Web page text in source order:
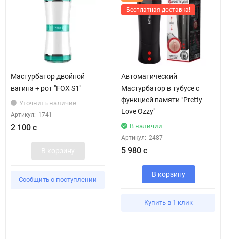
Мастурбатор двойной
вагина + рот "FOX S1"
Уточнить наличие
Артикул: 1741
2 100 с
В корзину
Сообщить о поступлении
Бесплатная доставка!
Автоматический
Мастурбатор в тубусе с
функцией памяти "Pretty
Love Ozzy"
В наличии
Артикул: 2487
5 980 с
В корзину
Купить в 1 клик